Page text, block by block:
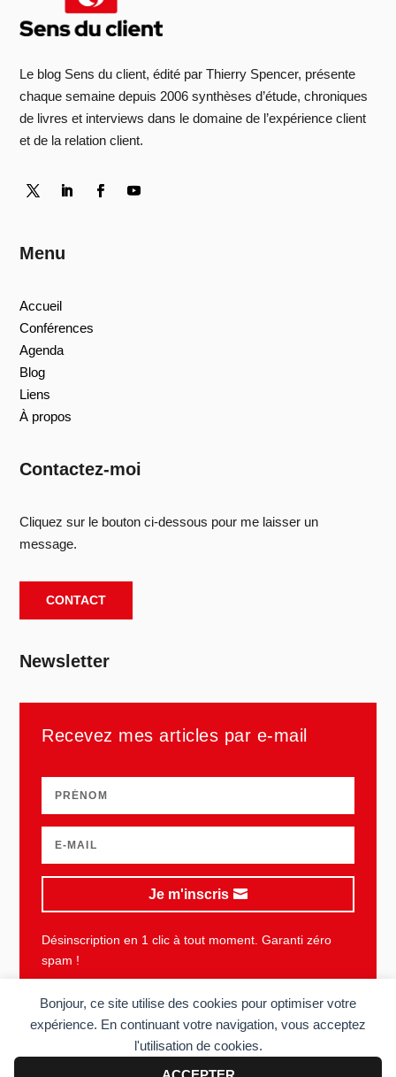
Bonjour, ce site utilise des cookies pour optimiser votre
expérience. En continuant votre navigation, vous acceptez
l'utilisation de cookies.
Le blog Sens du client, édité par Thierry Spencer, présente
chaque semaine depuis 2006 synthèses d’étude, chroniques
de livres et interviews dans le domaine de l’expérience client
et de la relation client.
Menu
Accueil
Conférences
Agenda
Blog
Liens
À propos
Contactez-moi
Cliquez sur le bouton ci-dessous pour me laisser un
message.
CONTACT
Newsletter
Recevez mes articles par e-mail
Je m'inscris
Désinscription en 1 clic à tout moment. Garanti zéro
spam !
Plan du site Mentions légales Vie privée